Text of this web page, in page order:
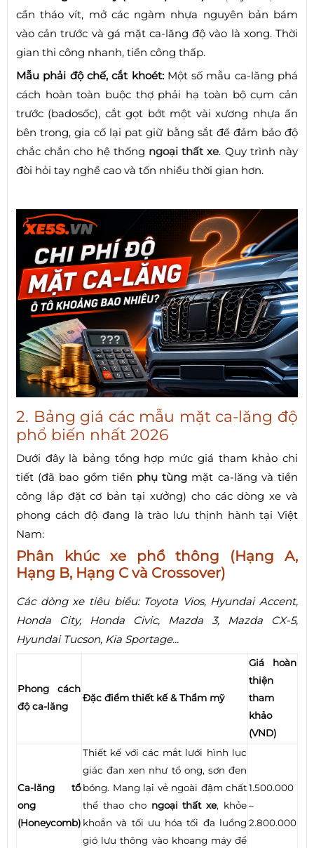
cần tháo vít, mở các ngàm nhựa nguyên bản bám
vào cản trước và gá mặt ca-lăng độ vào là xong. Thời
gian thi công nhanh, tiền công thấp.
Mẫu phải độ chế, cắt khoét:Một số mẫu ca-lăng phá
cách hoàn toàn buộc thợ phải hạ toàn bộ cụm cản
trước (badosốc), cắt gọt bớt một vài xương nhựa ẩn
bên trong, gia cố lại pat giữ bằng sắt để đảm bảo độ
chắc chắn cho hệ thống ngoại thất xe. Quy trình này
đòi hỏi tay nghề cao và tốn nhiều thời gian hơn.
2. Bảng giá các mẫu mặt ca-lăng độ
phổ biến nhất 2026
Dưới đây là bảng tổng hợp mức giá tham khảo chi
tiết (đã bao gồm tiền phụ tùng mặt ca-lăng và tiền
công lắp đặt cơ bản tại xưởng) cho các dòng xe và
phong cách độ đang là trào lưu thịnh hành tại Việt
Nam:
Phân khúc xe phổ thông (Hạng A,
Hạng B, Hạng C và Crossover)
Các dòng xe tiêu biểu: Toyota Vios, Hyundai Accent,
Honda City, Honda Civic, Mazda 3, Mazda CX-5,
Hyundai Tucson, Kia Sportage...
Phong cách
độ ca-lăng
Đặc điểm thiết kế & Thẩm mỹ
Giá hoàn
thiện
tham
khảo
(VND)
Ca-lăng tổ
ong
(Honeycomb)
Thiết kế với các mắt lưới hình lục
giác đan xen như tổ ong, sơn đen
bóng. Mang lại vẻ ngoài đậm chất
thể thao cho ngoại thất xe, khỏe
khoắn và tối ưu hóa tối đa luồng
gió lưu thông vào khoang máy để
1.500.000
–
2.800.000